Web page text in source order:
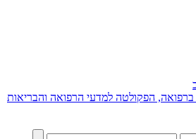
הפקולטה למדעי הרפואה והבריאות